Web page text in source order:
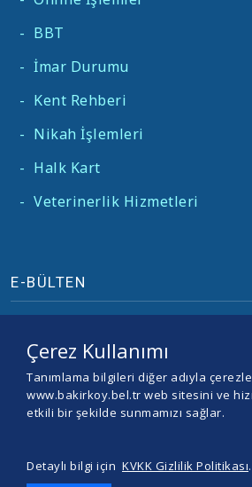
- BBT
- İmar Durumu
- Kent Rehberi
- Nikah İşlemleri
- Halk Kart
- Veterinerlik Hizmetleri
E-BÜLTEN
© 2026 BAKIRKÖY BELEDİYESİ -
Çerez Kullanımı
Tanımlama bilgileri diğer adıyla
www.bakirkoy.bel.tr web sitesini ve
etkili bir şekilde sunmamızı sağlar.
Detaylı bilgi için KVKK Gizlilik Politikası.